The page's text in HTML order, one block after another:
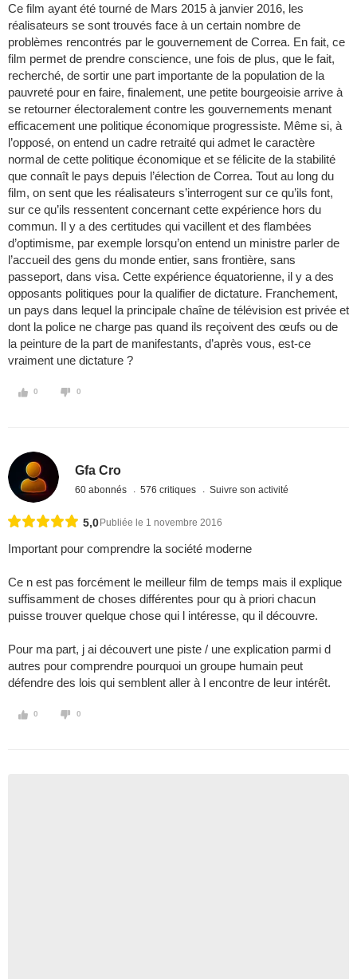
Ce film ayant été tourné de Mars 2015 à janvier 2016, les
réalisateurs se sont trouvés face à un certain nombre de
problèmes rencontrés par le gouvernement de Correa. En fait, ce
film permet de prendre conscience, une fois de plus, que le fait,
recherché, de sortir une part importante de la population de la
pauvreté pour en faire, finalement, une petite bourgeoisie arrive à
se retourner électoralement contre les gouvernements menant
efficacement une politique économique progressiste. Même si, à
l’opposé, on entend un cadre retraité qui admet le caractère
normal de cette politique économique et se félicite de la stabilité
que connaît le pays depuis l’élection de Correa. Tout au long du
film, on sent que les réalisateurs s’interrogent sur ce qu’ils font,
sur ce qu’ils ressentent concernant cette expérience hors du
commun. Il y a des certitudes qui vacillent et des flambées
d’optimisme, par exemple lorsqu’on entend un ministre parler de
l’accueil des gens du monde entier, sans frontière, sans
passeport, dans visa. Cette expérience équatorienne, il y a des
opposants politiques pour la qualifier de dictature. Franchement,
un pays dans lequel la principale chaîne de télévision est privée et
dont la police ne charge pas quand ils reçoivent des œufs ou de
la peinture de la part de manifestants, d’après vous, est-ce
vraiment une dictature ?
0 0
Gfa Cro
60 abonnés 576 critiques Suivre son activité
5,0 Publiée le 1 novembre 2016
Important pour comprendre la société moderne
Ce n est pas forcément le meilleur film de temps mais il explique
suffisamment de choses différentes pour qu à priori chacun
puisse trouver quelque chose qui l intéresse, qu il découvre.
Pour ma part, j ai découvert une piste / une explication parmi d
autres pour comprendre pourquoi un groupe humain peut
défendre des lois qui semblent aller à l encontre de leur intérêt.
0 0